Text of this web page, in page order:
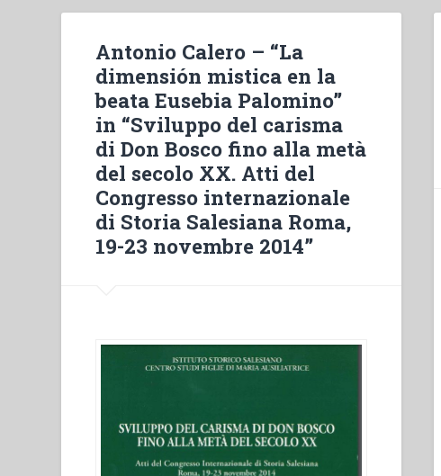
Antonio Calero – “La
dimensión mistica en la
beata Eusebia Palomino”
in “Sviluppo del carisma
di Don Bosco fino alla metà
del secolo XX. Atti del
Congresso internazionale
di Storia Salesiana Roma,
19-23 novembre 2014”